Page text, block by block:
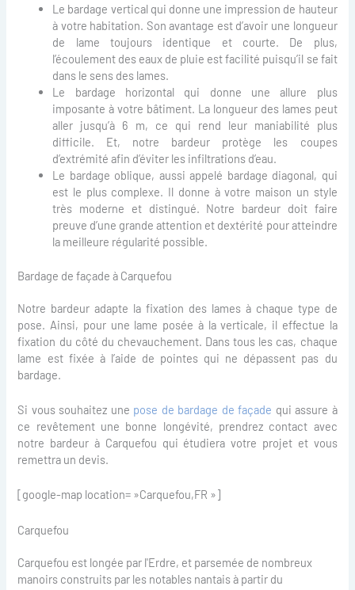
Le bardage vertical qui donne une impression de hauteur
à votre habitation. Son avantage est d’avoir une longueur
de lame toujours identique et courte. De plus,
l’écoulement des eaux de pluie est facilité puisqu’il se fait
dans le sens des lames.
Le bardage horizontal qui donne une allure plus
imposante à votre bâtiment. La longueur des lames peut
aller jusqu’à 6 m, ce qui rend leur maniabilité plus
difficile. Et, notre bardeur protège les coupes
d’extrémité afin d’éviter les infiltrations d’eau.
Le bardage oblique, aussi appelé bardage diagonal, qui
est le plus complexe. Il donne à votre maison un style
très moderne et distingué. Notre bardeur doit faire
preuve d’une grande attention et dextérité pour atteindre
la meilleure régularité possible.
Bardage de façade à Carquefou
Notre bardeur adapte la fixation des lames à chaque type de
pose. Ainsi, pour une lame posée à la verticale, il effectue la
fixation du côté du chevauchement. Dans tous les cas, chaque
lame est fixée à l’aide de pointes qui ne dépassent pas du
bardage.
Si vous souhaitez une pose de bardage de façade qui assure à
ce revêtement une bonne longévité, prendrez contact avec
notre bardeur à Carquefou qui étudiera votre projet et vous
remettra un devis.
[google-map location= »Carquefou,FR »]
Carquefou
Carquefou est longée par l'Erdre, et parsemée de nombreux
manoirs construits par les notables nantais à partir du